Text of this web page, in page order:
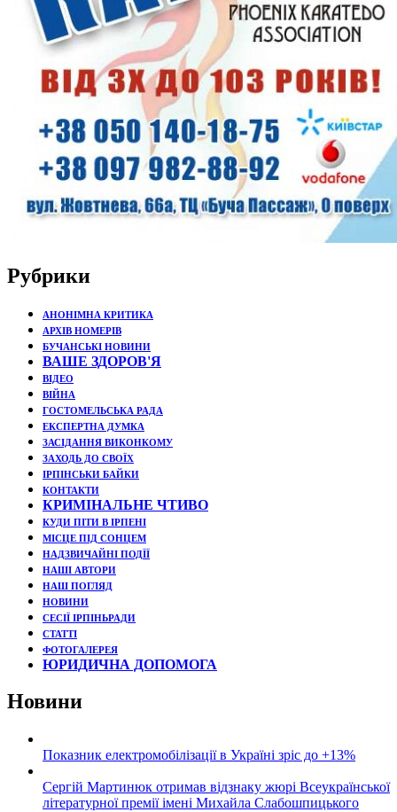
Рубрики
АНОНІМНА КРИТИКА
АРХІВ НОМЕРІВ
БУЧАНСЬКІ НОВИНИ
ВАШЕ ЗДОРОВ'Я
ВІДЕО
ВІЙНА
ГОСТОМЕЛЬСЬКА РАДА
ЕКСПЕРТНА ДУМКА
ЗАСІДАННЯ ВИКОНКОМУ
ЗАХОДЬ ДО СВОЇХ
ІРПІНСЬКИ БАЙКИ
КОНТАКТИ
КРИМІНАЛЬНЕ ЧТИВО
КУДИ ПІТИ В ІРПЕНІ
МІСЦЕ ПІД СОНЦЕМ
НАДЗВИЧАЙНІ ПОДЇЇ
НАШІ АВТОРИ
НАШ ПОГЛЯД
НОВИНИ
СЕСІЇ ІРПІНЬРАДИ
СТАТТІ
ФОТОГАЛЕРЕЯ
ЮРИДИЧНА ДОПОМОГА
Новини
Показник електромобілізації в Україні зріс до +13%
Сергій Мартинюк отримав відзнаку жюрі Всеукраїнської
літературної премії імені Михайла Слабошпицького